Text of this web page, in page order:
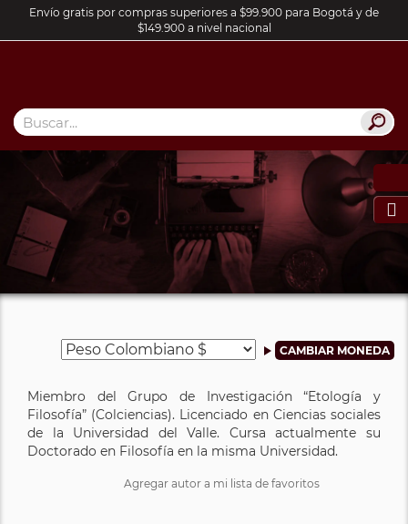
Envío gratis por compras superiores a $99.900 para Bogotá y de
$149.900 a nivel nacional

Miembro del Grupo de Investigación “Etología y
Filosofía” (Colciencias). Licenciado en Ciencias sociales
de la Universidad del Valle. Cursa actualmente su
Doctorado en Filosofía en la misma Universidad.
Agregar autor a mi lista de favoritos